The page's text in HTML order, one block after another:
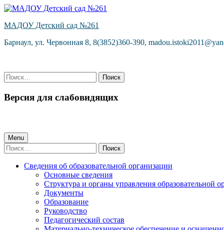
Skip
content
МАДОУ Детский сад №261
Барнаул, ул. Червонная 8, 8(3852)360-390,
Найти:
Версия для слабовидящих
Primary
Menu
Menu
Найти:
Сведения об образовательной организации
Основные сведения
Структура и органы управления образовательной
Документы
Образование
Руководство
Педагогический состав